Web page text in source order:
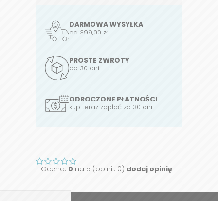
DARMOWA WYSYŁKA
od 399,00 zł
PROSTE ZWROTY
do 30 dni
ODROCZONE PŁATNOŚCI
kup teraz zapłać za 30 dni
Ocena: 0 na 5 (opinii: 0) dodaj opinię